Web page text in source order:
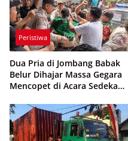
Peristiwa
Dua Pria di Jombang Babak
Belur Dihajar Massa Gegara
Mencopet di Acara Sedekah